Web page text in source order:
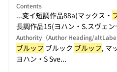
Contents
...変イ短調作品88a(マックス・
長調作品15(ヨハン・S.スヴェン
Authority（Author Heading/altLabel
ブルッフ ブルック ブルッフ, マ
ヨハン・S Sve...